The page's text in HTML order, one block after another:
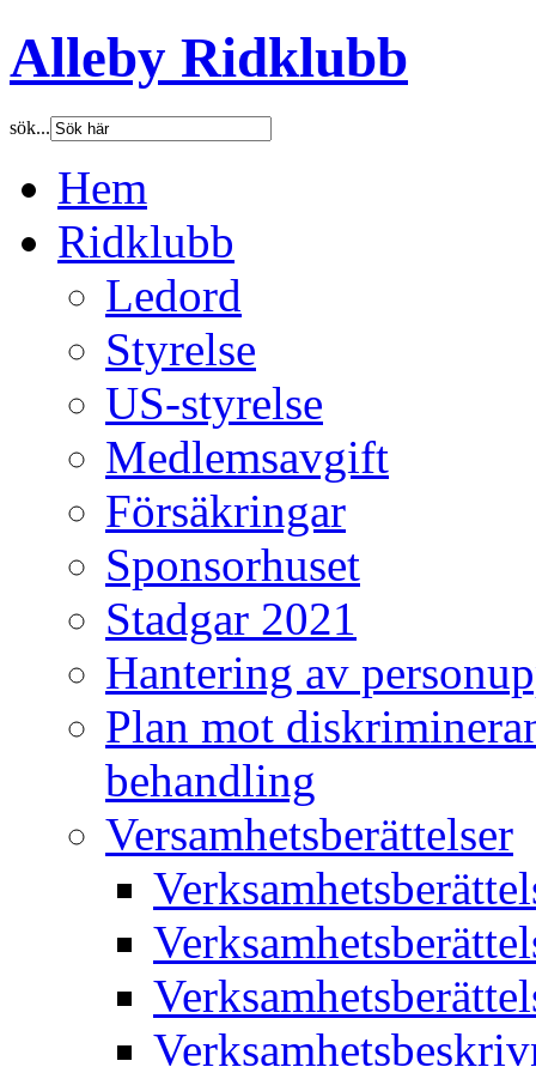
Alleby Ridklubb
sök...
Hem
Ridklubb
Ledord
Styrelse
US-styrelse
Medlemsavgift
Försäkringar
Sponsorhuset
Stadgar 2021
Hantering av
Plan mot
behandling
Versamhetsberättelser